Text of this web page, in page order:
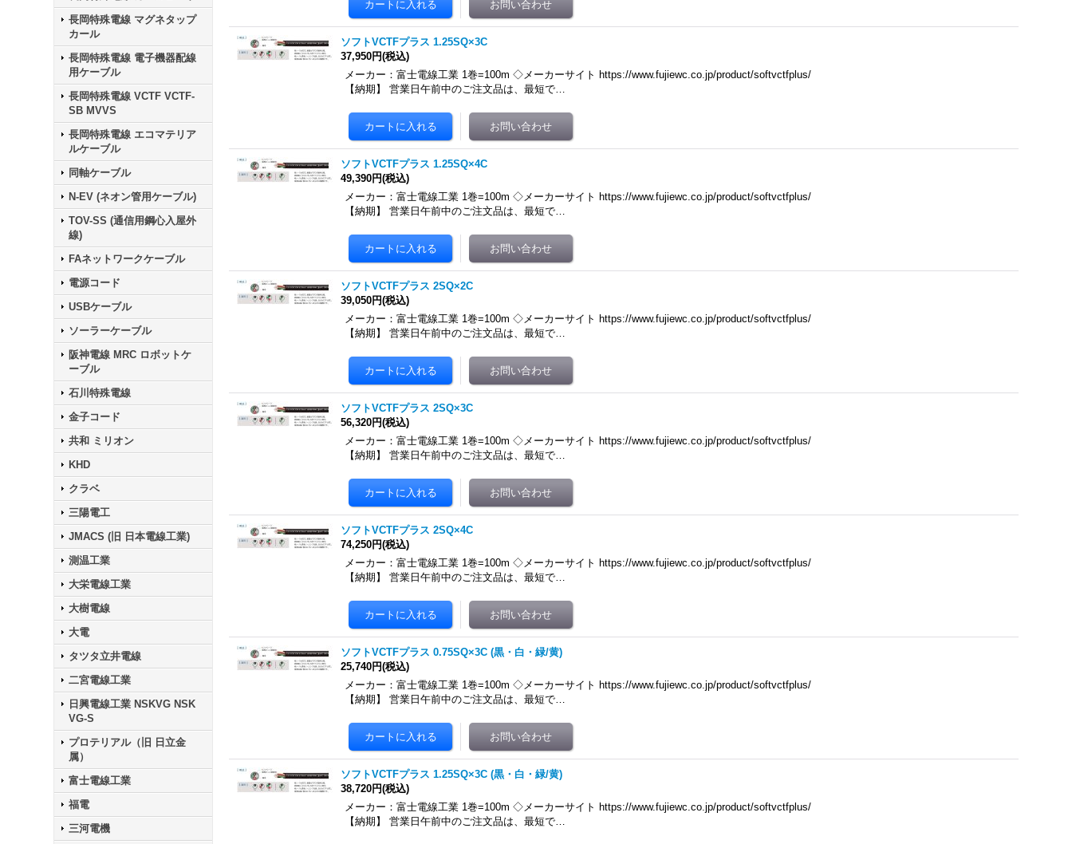
長岡特殊電線 マグネタップ
カール
長岡特殊電線 電子機器配線
用ケーブル
長岡特殊電線 VCTF VCTF-
SB MVVS
長岡特殊電線 エコマテリア
ルケーブル
同軸ケーブル
N-EV (ネオン管用ケーブル)
TOV-SS (通信用鋼心入屋外
線)
FAネットワークケーブル
電源コード
USBケーブル
ソーラーケーブル
阪神電線 MRC ロボットケ
ーブル
石川特殊電線
金子コード
共和 ミリオン
KHD
クラベ
三陽電工
JMACS (旧 日本電線工業)
測温工業
大栄電線工業
大樹電線
大電
タツタ立井電線
二宮電線工業
日興電線工業 NSKVG NSK
VG-S
プロテリアル（旧 日立金
属）
富士電線工業
福電
三河電機
ソフトVCTFプラス 1.25SQ×3C
37,950円(税込)
メーカー：富士電線工業 1巻=100m ◇メーカーサイト https://www.fujiewc.co.jp/product/softvctfplus/
【納期】 営業日午前中のご注文品は、最短で…
ソフトVCTFプラス 1.25SQ×4C
49,390円(税込)
メーカー：富士電線工業 1巻=100m ◇メーカーサイト https://www.fujiewc.co.jp/product/softvctfplus/
【納期】 営業日午前中のご注文品は、最短で…
ソフトVCTFプラス 2SQ×2C
39,050円(税込)
メーカー：富士電線工業 1巻=100m ◇メーカーサイト https://www.fujiewc.co.jp/product/softvctfplus/
【納期】 営業日午前中のご注文品は、最短で…
ソフトVCTFプラス 2SQ×3C
56,320円(税込)
メーカー：富士電線工業 1巻=100m ◇メーカーサイト https://www.fujiewc.co.jp/product/softvctfplus/
【納期】 営業日午前中のご注文品は、最短で…
ソフトVCTFプラス 2SQ×4C
74,250円(税込)
メーカー：富士電線工業 1巻=100m ◇メーカーサイト https://www.fujiewc.co.jp/product/softvctfplus/
【納期】 営業日午前中のご注文品は、最短で…
ソフトVCTFプラス 0.75SQ×3C (黒・白・緑/黄)
25,740円(税込)
メーカー：富士電線工業 1巻=100m ◇メーカーサイト https://www.fujiewc.co.jp/product/softvctfplus/
【納期】 営業日午前中のご注文品は、最短で…
ソフトVCTFプラス 1.25SQ×3C (黒・白・緑/黄)
38,720円(税込)
メーカー：富士電線工業 1巻=100m ◇メーカーサイト https://www.fujiewc.co.jp/product/softvctfplus/
【納期】 営業日午前中のご注文品は、最短で…